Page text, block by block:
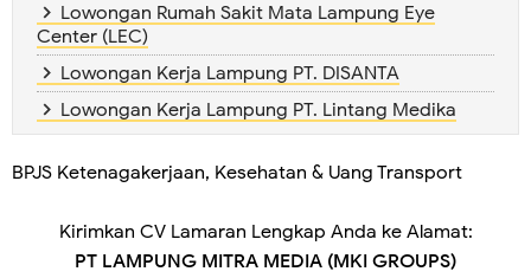
Lowongan Rumah Sakit Mata Lampung Eye
Center (LEC)
Lowongan Kerja Lampung PT. DISANTA
Lowongan Kerja Lampung PT. Lintang Medika
BPJS Ketenagakerjaan, Kesehatan & Uang Transport
Kirimkan CV Lamaran Lengkap Anda ke Alamat:
PT LAMPUNG MITRA MEDIA (MKI GROUPS)